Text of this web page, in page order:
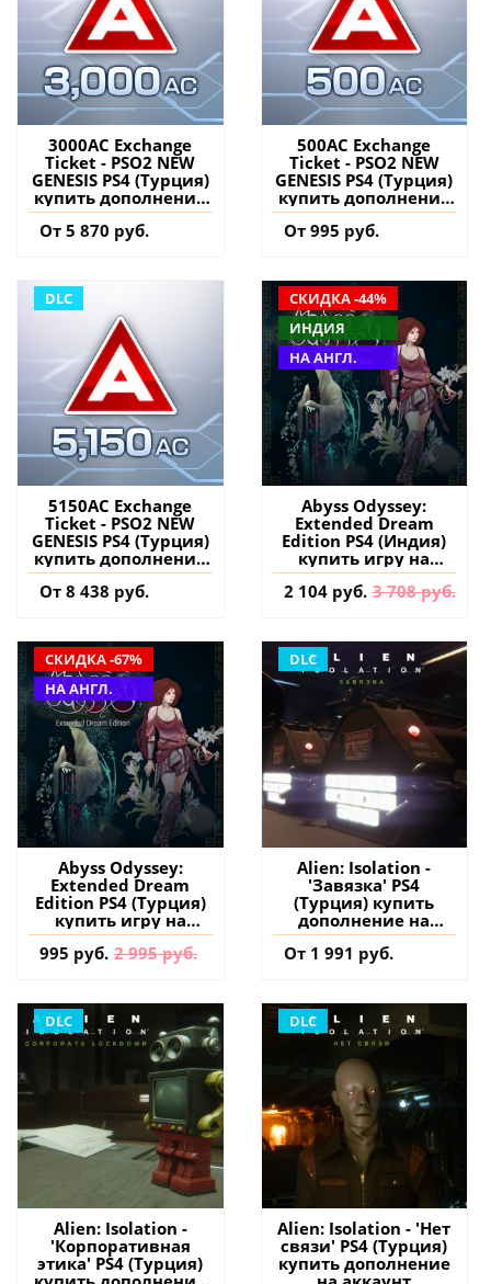
3000AC Exchange
Ticket - PSO2 NEW
GENESIS PS4 (Турция)
купить дополнение
на аккаунт
От 5 870 руб.
500AC Exchange
Ticket - PSO2 NEW
GENESIS PS4 (Турция)
купить дополнение
на аккаунт
От 995 руб.
DLC
5150AC Exchange
Ticket - PSO2 NEW
GENESIS PS4 (Турция)
купить дополнение
на аккаунт
От 8 438 руб.
СКИДКА -44%
ИНДИЯ
НА АНГЛ.
Abyss Odyssey:
Extended Dream
Edition PS4 (Индия)
купить игру на
аккаунт
2 104 руб. 3 708 руб.
СКИДКА -67%
НА АНГЛ.
Abyss Odyssey:
Extended Dream
Edition PS4 (Турция)
купить игру на
аккаунт
995 руб. 2 995 руб.
DLC
Alien: Isolation -
'Завязка' PS4
(Турция) купить
дополнение на
аккаунт
От 1 991 руб.
DLC
Alien: Isolation -
'Корпоративная
этика' PS4 (Турция)
DLC
Alien: Isolation - 'Нет
связи' PS4 (Турция)
купить дополнение